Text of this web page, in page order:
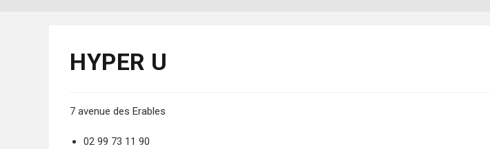
HYPER U
7 avenue des Erables
02 99 73 11 90